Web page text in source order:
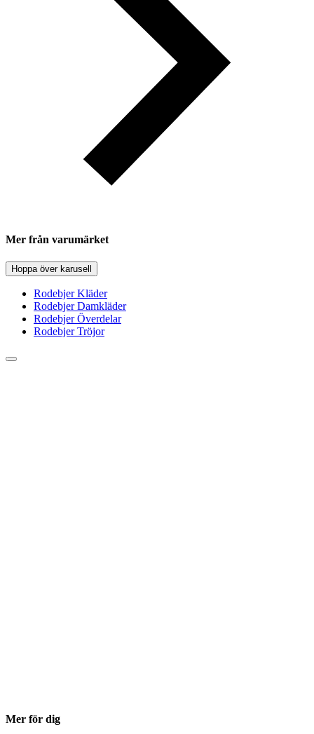
Mer från varumärket
Hoppa över karusell
Rodebjer Kläder
Rodebjer Damkläder
Rodebjer Överdelar
Rodebjer Tröjor
Mer för dig